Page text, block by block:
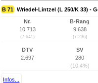
B 71 Wriedel-Lintzel (L 250/K 33) -
Nr.
10.713
(7.641)
B-Rang
9.638
(7.236)
DTV
2.697
SV
280
(10,4%)
Infos...